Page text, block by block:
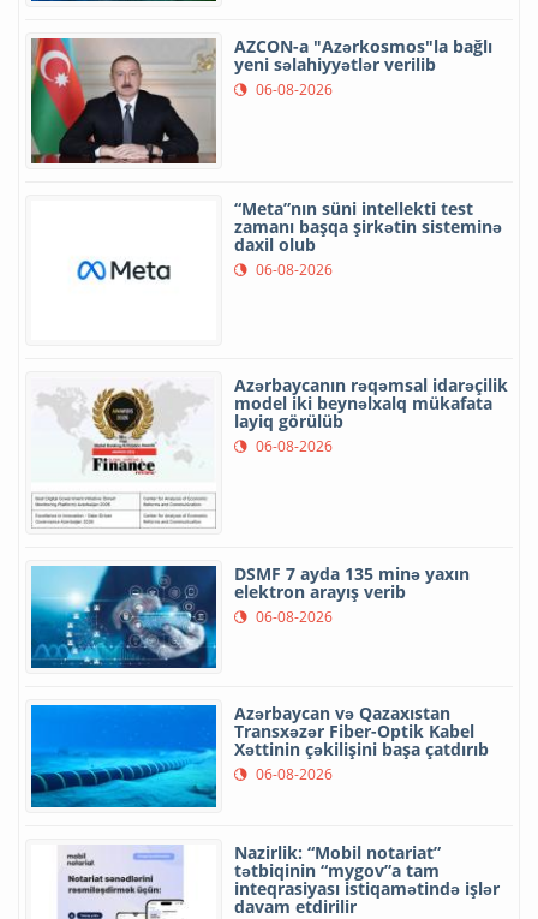
AZCON-a "Azərkosmos"la bağlı
yeni səlahiyyətlər verilib
06-08-2026
“Meta”nın süni intellekti test
zamanı başqa şirkətin sisteminə
daxil olub
06-08-2026
Azərbaycanın rəqəmsal idarəçilik
model iki beynəlxalq mükafata
layiq görülüb
06-08-2026
DSMF 7 ayda 135 minə yaxın
elektron arayış verib
06-08-2026
Azərbaycan və Qazaxıstan
Transxəzər Fiber-Optik Kabel
Xəttinin çəkilişini başa çatdırıb
06-08-2026
Nazirlik: “Mobil notariat”
tətbiqinin “mygov”a tam
inteqrasiyası istiqamətində işlər
davam etdirilir